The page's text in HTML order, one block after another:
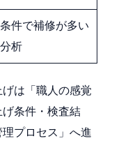
件で補修が多い
析
は「職人の感覚
条件・検査結
プロセス」へ進